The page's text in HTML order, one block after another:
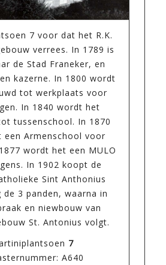
7 voor dat het R.K.
verrees. In 1789 is
de Stad Franeker, en
kazerne. In 1800 wordt
tot werkplaats voor
In 1840 wordt het
tussenschool. In 1870
een Armenschool voor
wordt het een MULO
In 1902 koopt de
Sint Anthonius
de 3 panden, waarna in
en niewbouw van
St. Antonius volgt.
7
A640